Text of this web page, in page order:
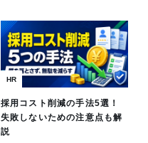
HR
採用コスト削減の手法5選！
失敗しないための注意点も解
説